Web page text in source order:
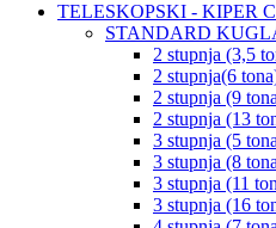
TELESKOPSKI - KIPER
STANDARD
2 stupnja (3,5
2 stupnja(6
2 stupnja (9
2 stupnja (13
3 stupnja (5
3 stupnja (8
3 stupnja (11
3 stupnja (16